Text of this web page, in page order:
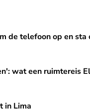
en sta even met mijn
de telefoon op en
Elbert Smelt
wat een ruimtereis
in Lima